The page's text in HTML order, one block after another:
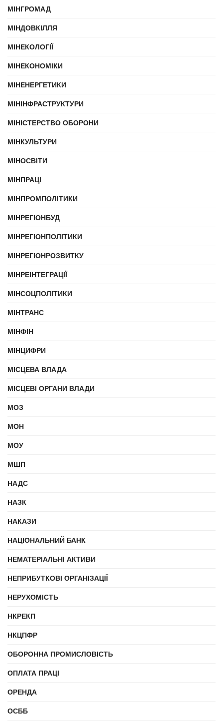
МІНГРОМАД
МІНДОВКІЛЛЯ
МІНЕКОЛОГІЇ
МІНЕКОНОМІКИ
МІНЕНЕРГЕТИКИ
МІНІНФРАСТРУКТУРИ
МІНІСТЕРСТВО ОБОРОНИ
МІНКУЛЬТУРИ
МІНОСВІТИ
МІНПРАЦІ
МІНПРОМПОЛІТИКИ
МІНРЕГІОНБУД
МІНРЕГІОНПОЛІТИКИ
МІНРЕГІОНРОЗВИТКУ
МІНРЕІНТЕГРАЦІЇ
МІНСОЦПОЛІТИКИ
МІНТРАНС
МІНФІН
МІНЦИФРИ
МІСЦЕВА ВЛАДА
МІСЦЕВІ ОРГАНИ ВЛАДИ
МОЗ
МОН
МОУ
МШП
НАДС
НАЗК
НАКАЗИ
НАЦІОНАЛЬНИЙ БАНК
НЕМАТЕРІАЛЬНІ АКТИВИ
НЕПРИБУТКОВІ ОРГАНІЗАЦІЇ
НЕРУХОМІСТЬ
НКРЕКП
НКЦПФР
ОБОРОННА ПРОМИСЛОВІСТЬ
ОПЛАТА ПРАЦІ
ОРЕНДА
ОСББ